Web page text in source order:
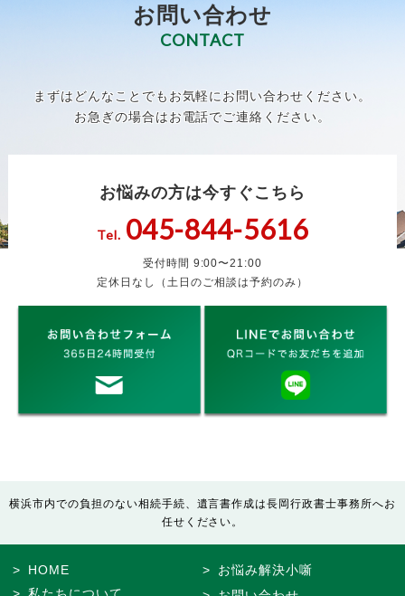
お問い合わせ
CONTACT
まずはどんなことでもお気軽にお問い合わせください。
お急ぎの場合はお電話でご連絡ください。
お悩みの方は今すぐこちら
Tel. 045-844-5616
受付時間 9:00〜21:00
定休日なし（土日のご相談は予約のみ）
横浜市内での負担のない相続手続、遺言書作成は長岡行政書士事務所へお
任せください。
HOME
私たちについて
お悩み解決小噺